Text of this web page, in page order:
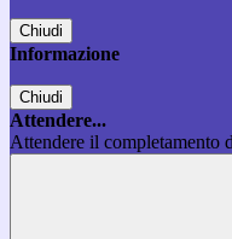
Chiudi
Informazione
Chiudi
Attendere...
Attendere il completamento